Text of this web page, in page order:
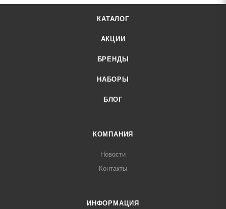
КАТАЛОГ
АКЦИИ
БРЕНДЫ
НАБОРЫ
БЛОГ
КОМПАНИЯ
Новости
Контакты
ИНФОРМАЦИЯ